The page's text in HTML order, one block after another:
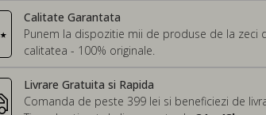
Calitate Garantata
Punem la dispozitie mii de produse de la zeci
calitatea - 100% originale.
Livrare Gratuita si Rapida
Comanda de peste 399 lei si beneficiezi de